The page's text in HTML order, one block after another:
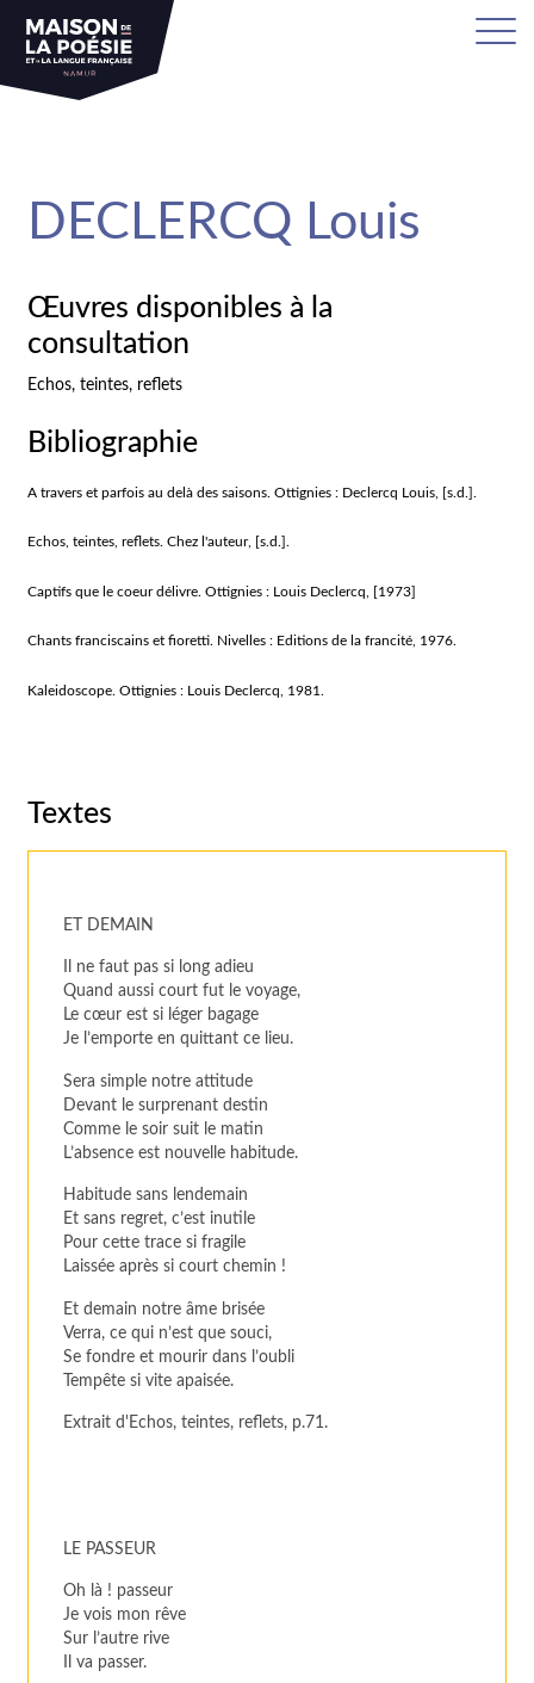
DECLERCQ Louis
Œuvres disponibles à la
consultation
Echos, teintes, reflets
Bibliographie
A travers et parfois au delà des saisons. Ottignies : Declercq Louis, [s.d.].
Echos, teintes, reflets. Chez l'auteur, [s.d.].
Captifs que le coeur délivre. Ottignies : Louis Declercq, [1973]
Chants franciscains et fioretti. Nivelles : Editions de la francité, 1976.
Kaleidoscope. Ottignies : Louis Declercq, 1981.
Textes
ET DEMAIN
Il ne faut pas si long adieu
Quand aussi court fut le voyage,
Le cœur est si léger bagage
Je l’emporte en quittant ce lieu.
Sera simple notre attitude
Devant le surprenant destin
Comme le soir suit le matin
L’absence est nouvelle habitude.
Habitude sans lendemain
Et sans regret, c’est inutile
Pour cette trace si fragile
Laissée après si court chemin !
Et demain notre âme brisée
Verra, ce qui n’est que souci,
Se fondre et mourir dans l’oubli
Tempête si vite apaisée.
Extrait d'Echos, teintes, reflets, p.71.
LE PASSEUR
Oh là ! passeur
Je vois mon rêve
Sur l’autre rive
Il va passer.